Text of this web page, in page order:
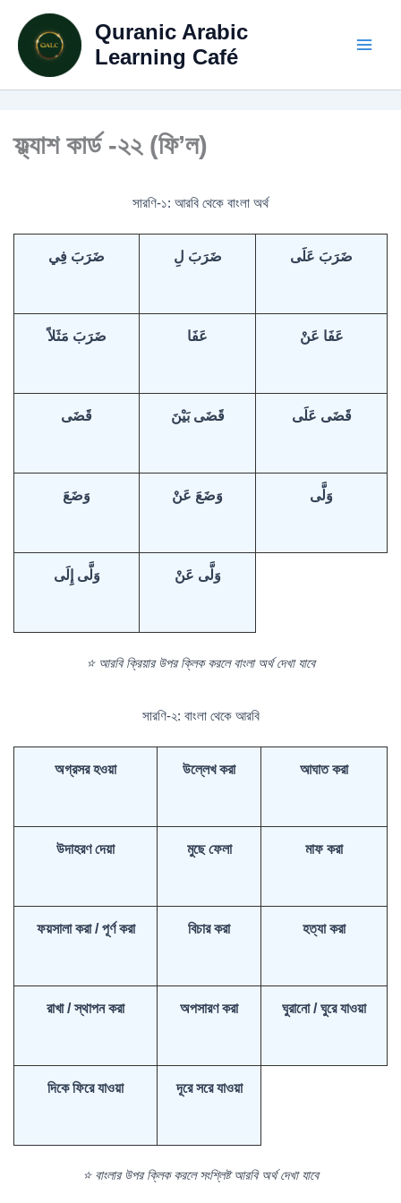
content
Quranic Arabic
Learning Café
ফ্ল্যাশ কার্ড -২২ (ফি’ল)
সারণি-১: আরবি থেকে বাংলা অর্থ
ضَرَبَ فِي ضَرَبَ لِ ضَرَبَ عَلَى
ضَرَبَ مَثَلاً عَفَا عَفَا عَنْ
قَضَى قَضَى بَيْنَ قَضَى عَلَى
وَضَعَ وَضَعَ عَنْ وَلَّى
وَلَّى إِلَى وَلَّى عَنْ
⭐ আরবি ক্রিয়ার উপর ক্লিক করলে বাংলা অর্থ দেখা যাবে
সারণি-২: বাংলা থেকে আরবি
অগ্রসর হওয়া উল্লেখ করা আঘাত করা
উদাহরণ দেয়া মুছে ফেলা মাফ করা
ফয়সালা করা / পূর্ণ করা বিচার করা হত্যা করা
রাখা / স্থাপন করা অপসারণ করা ঘুরানো / ঘুরে যাওয়া
দিকে ফিরে যাওয়া দূরে সরে যাওয়া
⭐ বাংলার উপর ক্লিক করলে সংশ্লিষ্ট আরবি অর্থ দেখা যাবে